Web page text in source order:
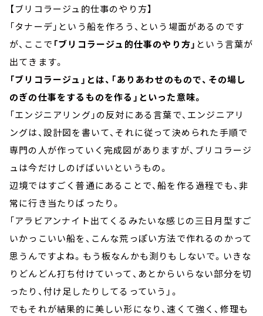
【ブリコラージュ的仕事のやり方】
「タナーデ」という船を作ろう、という場面があるのです
が、ここで 「ブリコラージュ的仕事のやり方」 という言葉が
出てきます。
「ブリコラージュ」とは、「ありあわせのもので、その場し
のぎの仕事をするものを作る」といった意味。
「エンジニアリング」の反対にある言葉で、エンジニアリ
ングは、設計図を書いて、それに従って決められた手順で
専門の人が作っていく完成図がありますが、ブリコラージ
ュは今だけしのげばいいというもの。
辺境ではすごく普通にあることで、船を作る過程でも、非
常に行き当たりばったり。
「アラビアンナイト出てくるみたいな感じの三日月型すご
いかっこいい船を、こんな荒っぽい方法で作れるのかって
思うんですよね。もう板なんかも測りもしないで。いきな
りどんどん打ち付けていって、あとからいらない部分を切
ったり、付け足したりしてるっていう」。
でもそれが結果的に美しい形になり、速くて強く、修理も